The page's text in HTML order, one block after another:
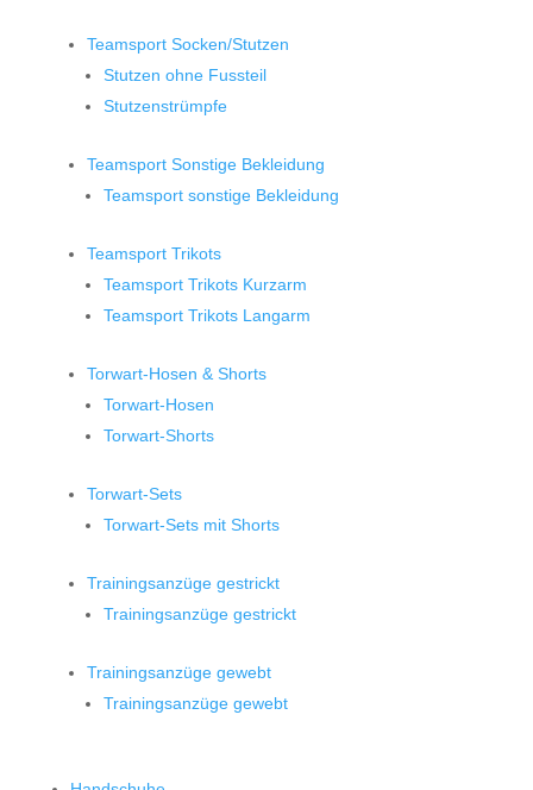
Teamsport Socken/Stutzen
Stutzen ohne Fussteil
Stutzenstrümpfe
Teamsport Sonstige Bekleidung
Teamsport sonstige Bekleidung
Teamsport Trikots
Teamsport Trikots Kurzarm
Teamsport Trikots Langarm
Torwart-Hosen & Shorts
Torwart-Hosen
Torwart-Shorts
Torwart-Sets
Torwart-Sets mit Shorts
Trainingsanzüge gestrickt
Trainingsanzüge gestrickt
Trainingsanzüge gewebt
Trainingsanzüge gewebt